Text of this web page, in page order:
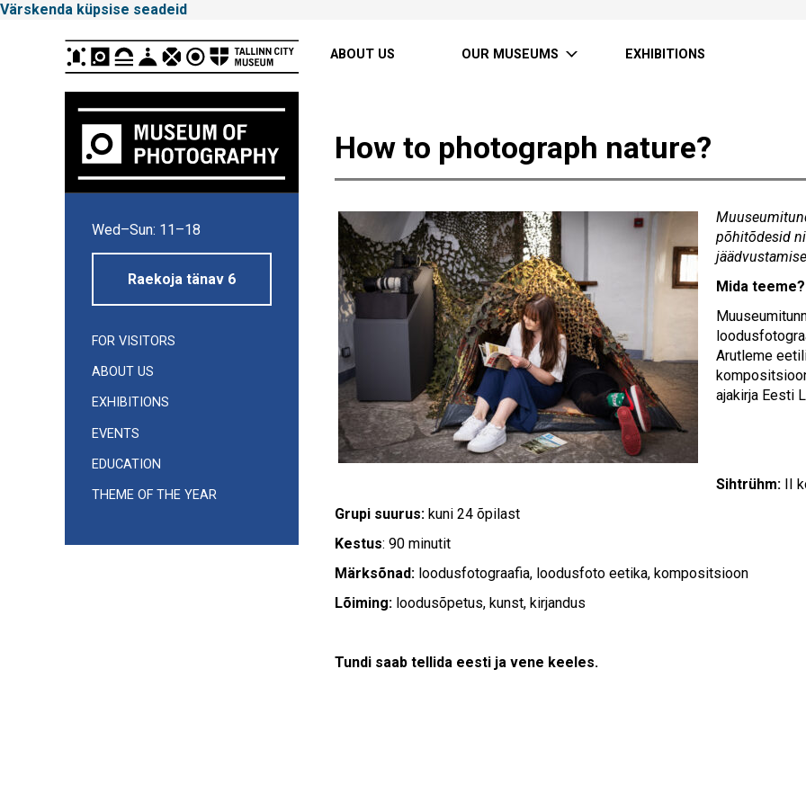
Värskenda küpsise seadeid
Linnamuuseum
ABOUT US OUR MUSEUMS EXHIBITIONS
Wed–Sun: 11–18
Raekoja tänav 6
FOR VISITORS
ABOUT US
EXHIBITIONS
EVENTS
EDUCATION
THEME OF THE YEAR
How to photograph nature?
põhitõdesid
Mida teeme?
Arutleme
ajakirja Eesti
Sihtrühm: II
Grupi suurus: kuni 24 õpilast
Kestus: 90 minutit
Märksõnad: loodusfotograafia, loodusfoto eetika, kompositsioon
Lõiming: loodusõpetus, kunst, kirjandus
Tundi saab tellida eesti ja vene keeles.